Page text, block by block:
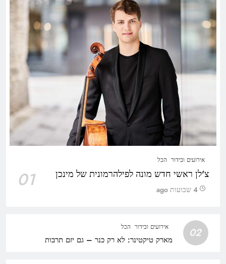
אירועים ובידור הכל
צ'לן ראשי חדש מונה לפילהרמונית של מינכן 01 4 שבועות ago
02 אירועים ובידור הכל
מארק טיקטינר: לא רק כנר – גם יזם תרבות